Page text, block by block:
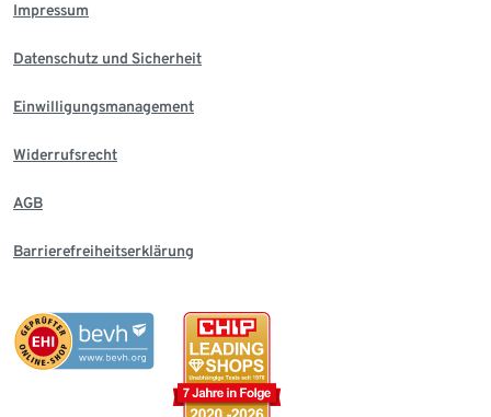
Impressum
Datenschutz und Sicherheit
Einwilligungsmanagement
Widerrufsrecht
AGB
Barrierefreiheitserklärung